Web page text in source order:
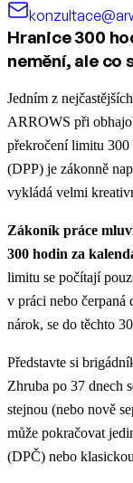
Hranice 300
nemění, ale co
Jedním z
ARROWS při
překročení limitu
(DPP) je zákonně
vykládá velmi
Zákoník práce
300 hodin za
limitu se počítají
v práci nebo čerpaná
nárok, se do těchto
Představte si
Zhruba po 37 dnech
stejnou (nebo nově
může pokračovat
(DPČ) nebo